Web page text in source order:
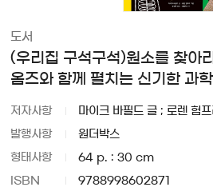
도서
(우리집 구석구석)원소를 찾아
옴즈와 함께 펼치는 신기한 과
저자사항 마이크 바필드 글 ; 로렌 험
발행사항 원더박스
형태사항 64 p. : 30 cm
ISBN 9788998602871